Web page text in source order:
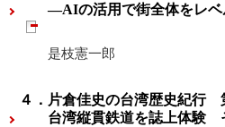
―AIの活用で街全体をレベ
是枝憲一郎
４．片倉佳史の台湾歴史紀行
台湾縦貫鉄道を誌上体験